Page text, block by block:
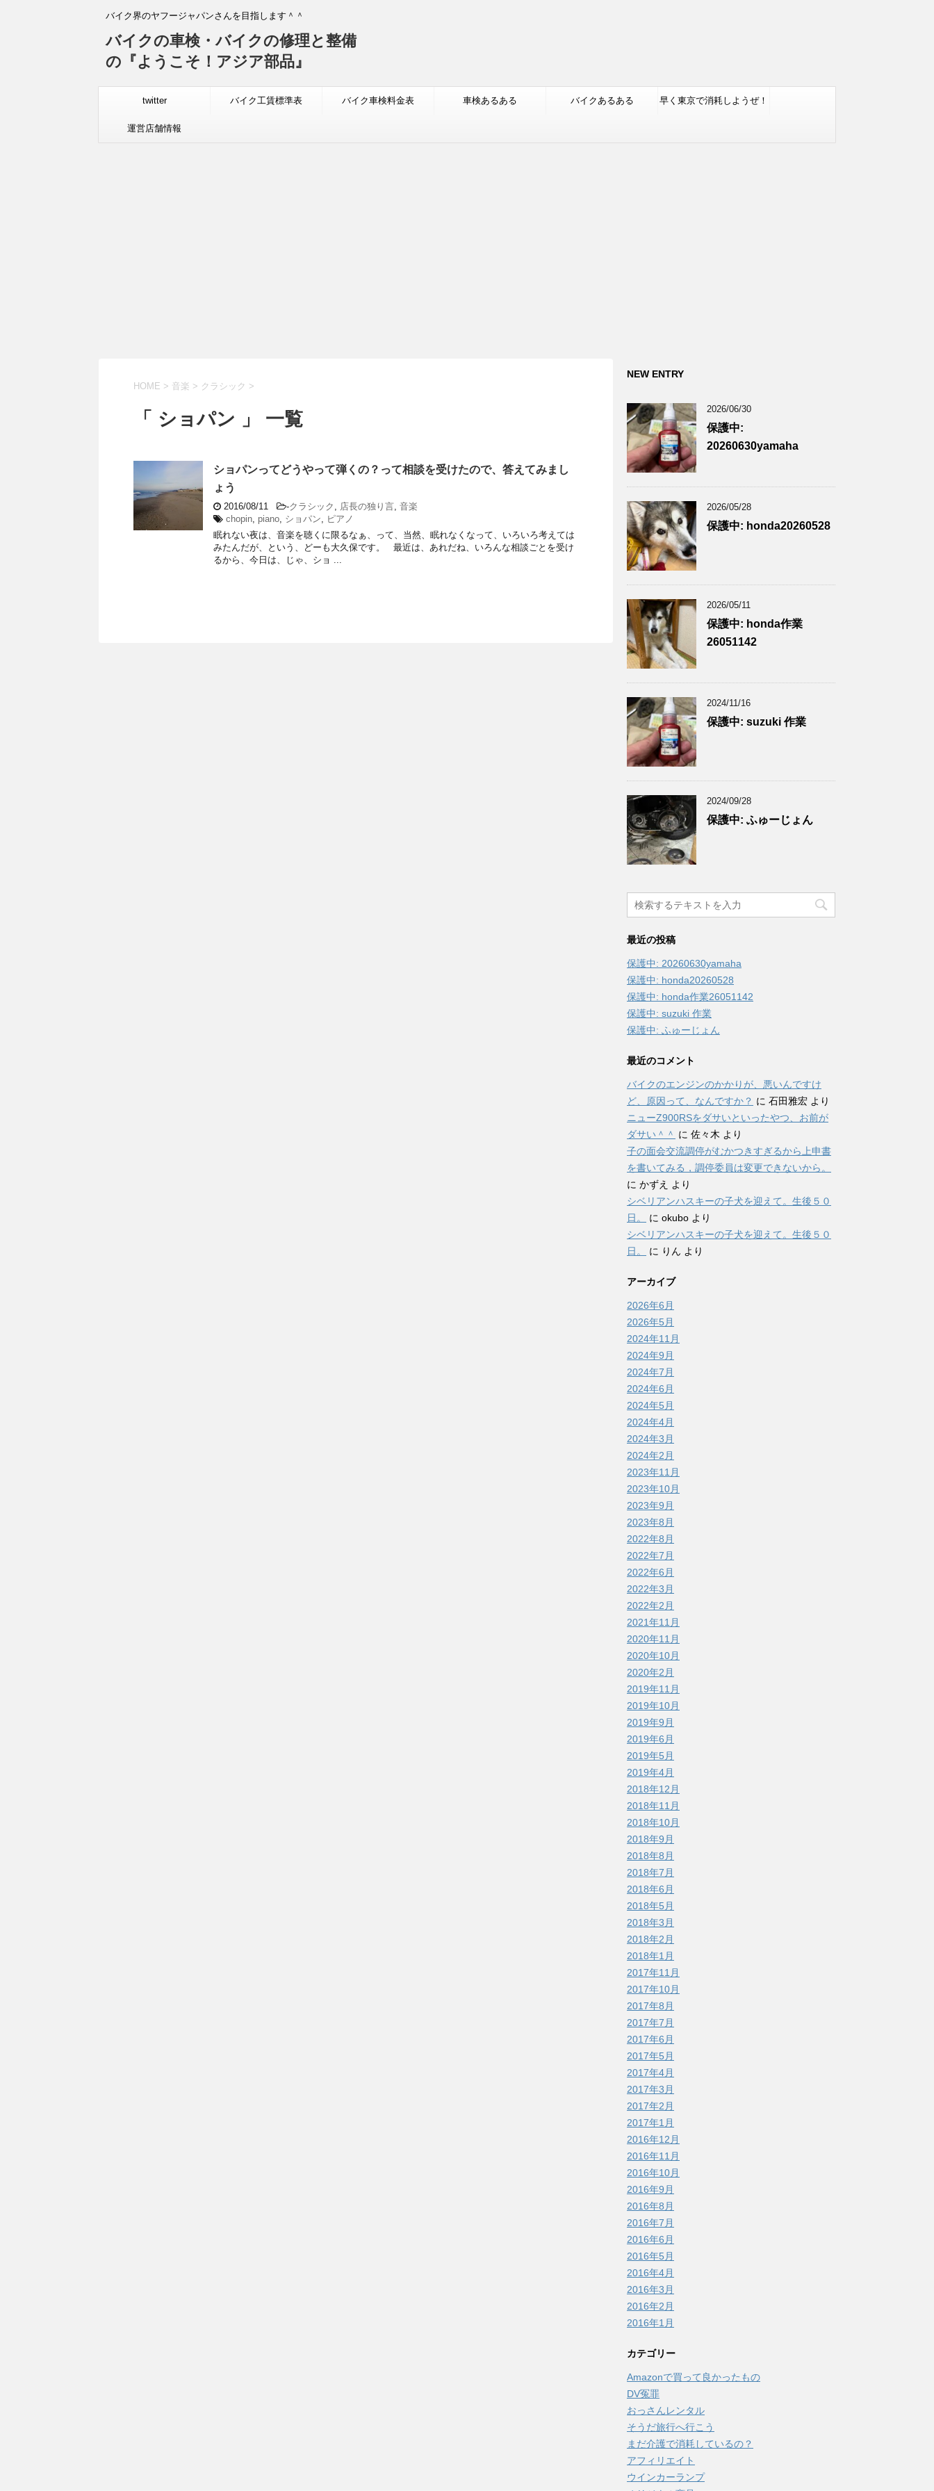
バイク界のヤフージャパンさんを目指します＾＾
バイクの車検・バイクの修理と整備
の『ようこそ！アジア部品』
twitter バイク工賃標準表 バイク車検料金表 車検あるある バイクあるある 早く東京で消耗しようぜ！
運営店舗情報
HOME > 音楽 > クラシック >
「 ショパン 」 一覧
ショパンってどうやって弾くの？って相談を受けたので、答えてみまし
ょう
2016/08/11 -クラシック , 店長の独り言, 音楽
chopin, piano, ショパン, ピアノ
眠れない夜は、音楽を聴くに限るなぁ、って、当然、眠れなくなって、いろいろ考えては
みたんだが、という、どーも大久保です。 最近は、あれだね、いろんな相談ごとを受け
るから、今日は、じゃ、ショ ...
NEW ENTRY
2026/06/30
保護中:
20260630yamaha
2026/05/28
保護中: honda20260528
2026/05/11
保護中: honda作業
26051142
2024/11/16
保護中: suzuki 作業
2024/09/28
保護中: ふゅーじょん
最近の投稿
保護中: 20260630yamaha
保護中: honda20260528
保護中: honda作業26051142
保護中: suzuki 作業
保護中: ふゅーじょん
最近のコメント
バイクのエンジンのかかりが、悪いんですけ
ど、原因って、なんですか？ に 石田雅宏 より
ニューZ900RSをダサいといったやつ、お前が
ダサい＾＾ に 佐々木 より
子の面会交流調停がむかつきすぎるから上申書
を書いてみる，調停委員は変更できないから。
に かずえ
より
シベリアンハスキーの子犬を迎えて。生後５０
日。
に okubo より
シベリアンハスキーの子犬を迎えて。生後５０
日。
に りん より
アーカイブ
2026年6月
2026年5月
2024年11月
2024年9月
2024年7月
2024年6月
2024年5月
2024年4月
2024年3月
2024年2月
2023年11月
2023年10月
2023年9月
2023年8月
2022年8月
2022年7月
2022年6月
2022年3月
2022年2月
2021年11月
2020年11月
2020年10月
2020年2月
2019年11月
2019年10月
2019年9月
2019年6月
2019年5月
2019年4月
2018年12月
2018年11月
2018年10月
2018年9月
2018年8月
2018年7月
2018年6月
2018年5月
2018年3月
2018年2月
2018年1月
2017年11月
2017年10月
2017年8月
2017年7月
2017年6月
2017年5月
2017年4月
2017年3月
2017年2月
2017年1月
2016年12月
2016年11月
2016年10月
2016年9月
2016年8月
2016年7月
2016年6月
2016年5月
2016年4月
2016年3月
2016年2月
2016年1月
カテゴリー
Amazonで買って良かったもの
DV冤罪
おっさんレンタル
そうだ旅行へ行こう
まだ介護で消耗しているの？
アフィリエイト
ウインカーランプ